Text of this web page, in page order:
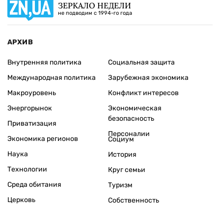
ЗЕРКАЛО НЕДЕЛИ
не подводим с 1994-го года
АРХИВ
Внутренняя политика
Международная политика
Макроуровень
Энергорынок
Приватизация
Экономика регионов
Социальная защита
Зарубежная экономика
Конфликт интересов
Экономическая
безопасность
Персоналии
Наука
Технологии
Среда обитания
Церковь
Социум
История
Круг семьи
Туризм
Собственность